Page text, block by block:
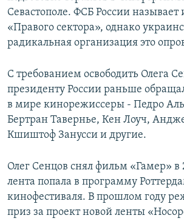
Севастополе. ФСБ России
«Правого сектора», однако
радикальная организация это
С требованием освободить Олега
президенту России раньше
в мире кинорежиссеры - Педро
Бертран Тавернье, Кен Лоуч,
Кшиштоф Занусси и другие.
Олег Сенцов снял фильм «Гамер» в
лента попала в программу
кинофестиваля. В прошлом году
приз за проект новой ленты